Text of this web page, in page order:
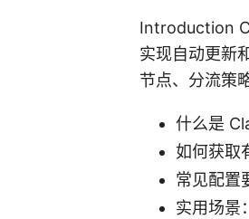
Introduction
实现自动更新
节点、分流策
什么是
如何获取
常见配置
实用场景